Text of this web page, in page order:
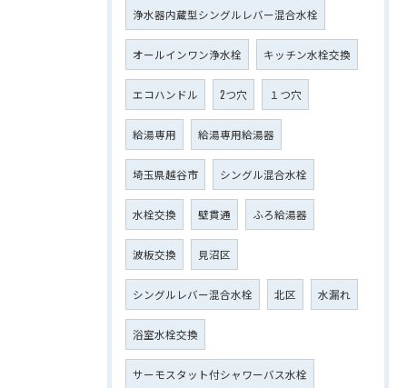
浄水器内蔵型シングルレバー混合水栓
オールインワン浄水栓 キッチン水栓交換
エコハンドル 2つ穴 １つ穴
給湯専用 給湯専用給湯器
埼玉県越谷市 シングル混合水栓
水栓交換 壁貫通 ふろ給湯器
波板交換 見沼区
シングルレバー混合水栓 北区 水漏れ
浴室水栓交換
サーモスタット付シャワーバス水栓